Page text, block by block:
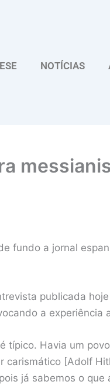
NOTÍCIAS
fundo a jornal
publicada
a experiência
típico. Havia um
carismático [Adolf
já sabemos o que